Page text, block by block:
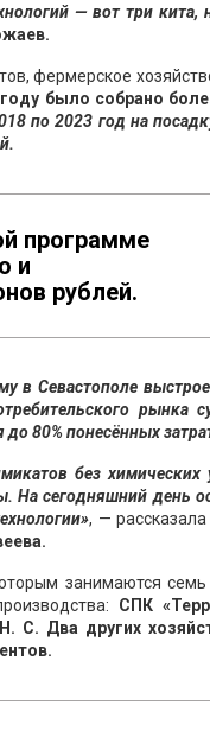
— вот три кита,
фермерское
году было собрано
по 2023 год на
программе
и
рублей.
в Севастополе
рынка
80% понесённых
без химических
На сегодняшний день
, —
занимаются семь
СПК
С. Два других